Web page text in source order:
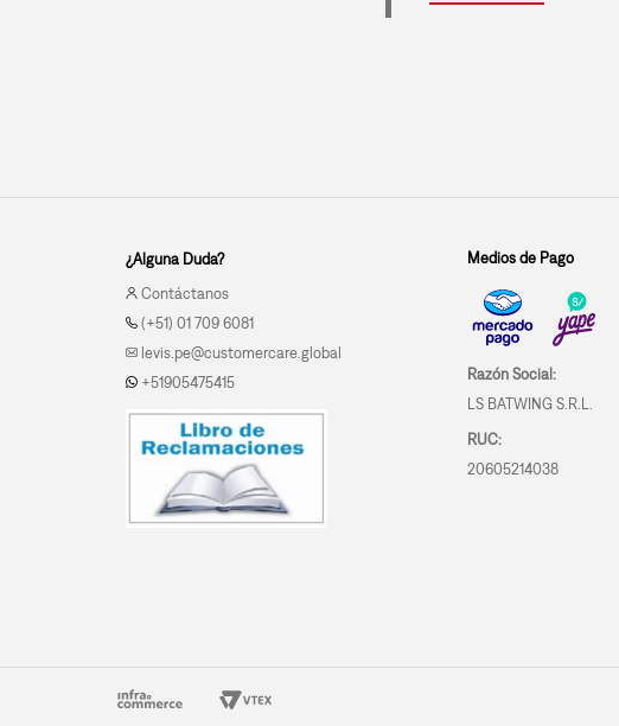
¿Alguna Duda?
Contáctanos
(+51) 01 709 6081
levis.pe@customercare.global
+51905475415
Medios de Pago
Razón Social:
LS BATWING S.R.L.
RUC:
20605214038